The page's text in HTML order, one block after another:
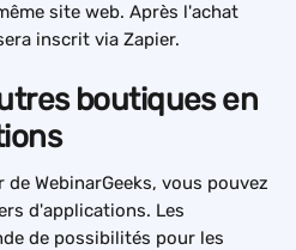
site web. Après l'achat
inscrit via Zapier.
boutiques en
WebinarGeeks, vous pouvez
d'applications. Les
de possibilités pour les